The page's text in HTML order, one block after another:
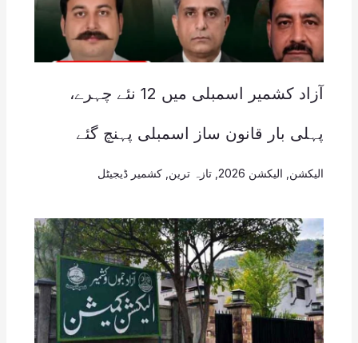
آزاد کشمیر اسمبلی میں 12 نئے چہرے،
پہلی بار قانون ساز اسمبلی پہنچ گئے
الیکشن الیکشن 2026 , تازہ ترین کشمیر ڈیجیٹل